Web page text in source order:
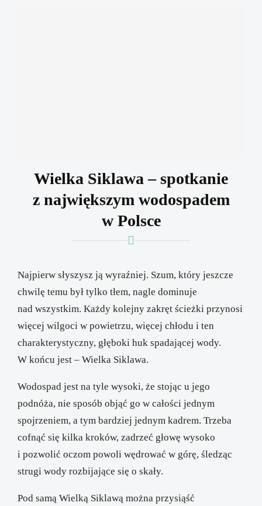
Wielka Siklawa – spotkanie
z największym wodospadem
w Polsce
Najpierw słyszysz ją wyraźniej. Szum, który jeszcze
chwilę temu był tylko tłem, nagle dominuje
nad wszystkim. Każdy kolejny zakręt ścieżki przynosi
więcej wilgoci w powietrzu, więcej chłodu i ten
charakterystyczny, głęboki huk spadającej wody.
W końcu jest – Wielka Siklawa.
Wodospad jest na tyle wysoki, że stojąc u jego
podnóża, nie sposób objąć go w całości jednym
spojrzeniem, a tym bardziej jednym kadrem. Trzeba
cofnąć się kilka kroków, zadrzeć głowę wysoko
i pozwolić oczom powoli wędrować w górę, śledząc
strugi wody rozbijające się o skały.
Pod samą Wielką Siklawą można przysiąść